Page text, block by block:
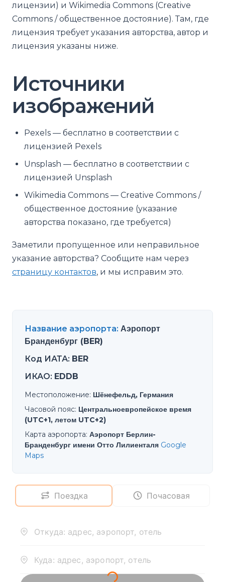
лицензии) и Wikimedia Commons (Creative
Commons / общественное достояние). Там, где
лицензия требует указания авторства, автор и
лицензия указаны ниже.
Источники
изображений
Pexels — бесплатно в соответствии с
лицензией Pexels
Unsplash — бесплатно в соответствии с
лицензией Unsplash
Wikimedia Commons — Creative Commons /
общественное достояние (указание
авторства показано, где требуется)
Заметили пропущенное или неправильное
указание авторства? Сообщите нам через
страницу контактов, и мы исправим это.
Название аэропорта: Аэропорт
Бранденбург (BER)
Код ИАТА: BER
ИКАО: EDDB
Местоположение: Шёнефельд, Германия
Часовой пояс: Центральноевропейское время
(UTC+1, летом UTC+2)
Карта аэропорта: Аэропорт Берлин-
Бранденбург имени Отто Лилиенталя Google
Maps